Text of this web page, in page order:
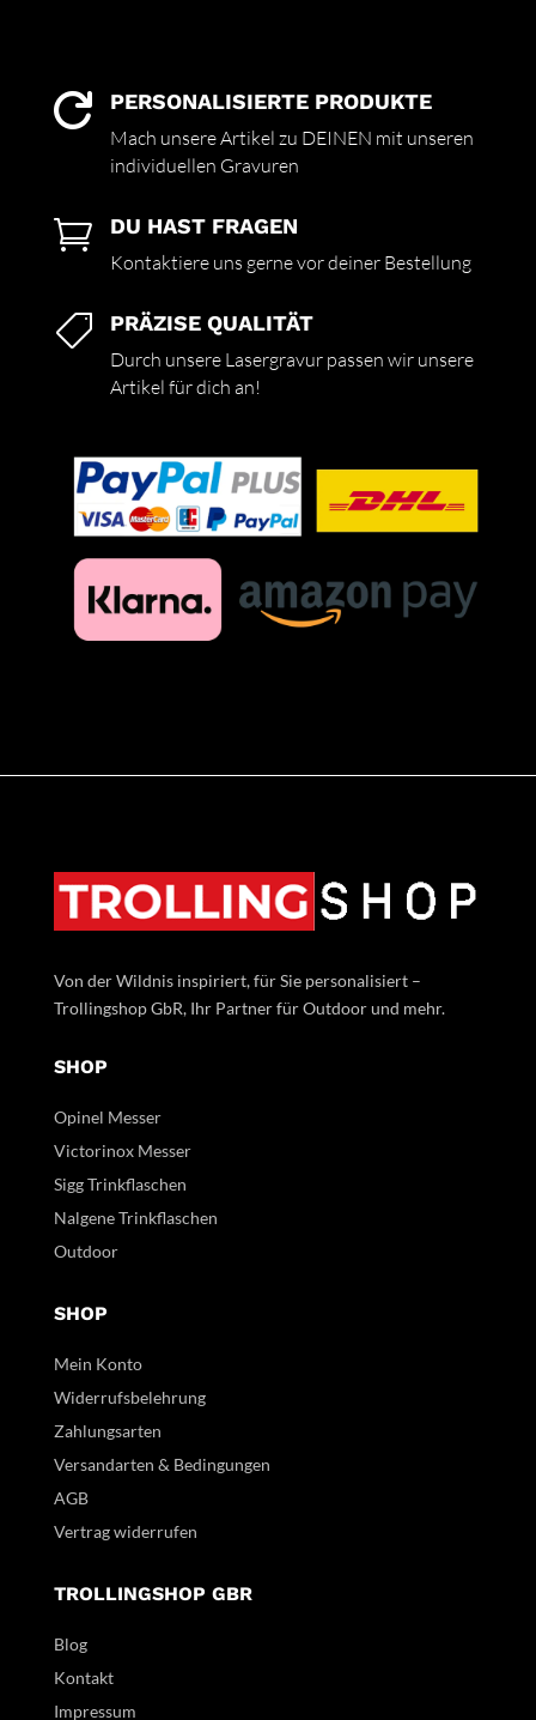
 PERSONALISIERTE PRODUKTE
Mach unsere Artikel zu DEINEN mit unseren
individuellen Gravuren
 DU HAST FRAGEN
Kontaktiere uns gerne vor deiner Bestellung
 PRÄZISE QUALITÄT
Durch unsere Lasergravur passen wir unsere
Artikel für dich an!
Von der Wildnis inspiriert, für Sie personalisiert –
Trollingshop GbR, Ihr Partner für Outdoor und mehr.
SHOP
Opinel Messer
Victorinox Messer
Sigg Trinkflaschen
Nalgene Trinkflaschen
Outdoor
SHOP
Mein Konto
Widerrufsbelehrung
Zahlungsarten
Versandarten & Bedingungen
AGB
Vertrag widerrufen
TROLLINGSHOP GBR
Blog
Kontakt
Impressum